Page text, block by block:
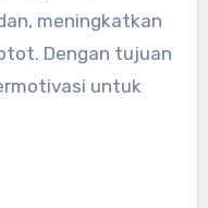
meningkatkan
Dengan tujuan
untuk